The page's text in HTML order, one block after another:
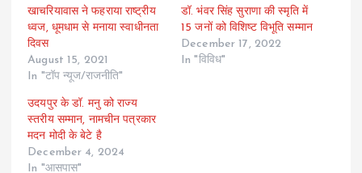
खाचरियावास ने फहराया राष्ट्रीय
ध्वज, धूमधाम से मनाया स्वाधीनता
दिवस
August 15, 2021
In "टॉप न्यूज/राजनीति"
डॉ. भंवर सिंह सुराणा की स्मृति में
15 जनों को विशिष्ट विभूति सम्मान
December 17, 2022
In "विविध"
उदयपुर के डॉ. मनु को राज्य
स्तरीय सम्मान, नामचीन पत्रकार
मदन मोदी के बेटे है
December 4, 2024
In "आसपास"